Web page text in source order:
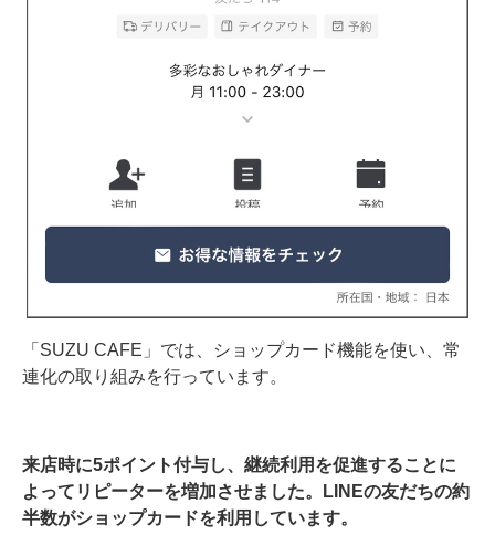
「SUZU CAFE」では、ショップカード機能を使い、常
連化の取り組みを行っています。
来店時に5ポイント付与し、継続利用を促進することに
よってリピーターを増加させました。LINEの友だちの約
半数がショップカードを利用しています。